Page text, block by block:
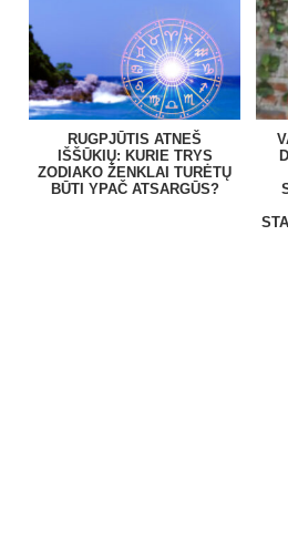
RUGPJŪTIS ATNEŠ
IŠŠŪKIŲ: KURIE TRYS
ZODIAKO ŽENKLAI TURĖTŲ
BŪTI YPAČ ATSARGŪS?